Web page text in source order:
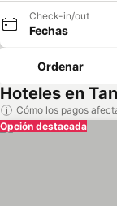
Check-in/out
Fechas
Ordenar
Hoteles en
Cómo los pagos
Opción destacada